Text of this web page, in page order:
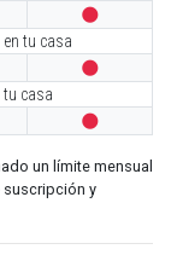

tu casa

casa

un límite mensual
suscripción y